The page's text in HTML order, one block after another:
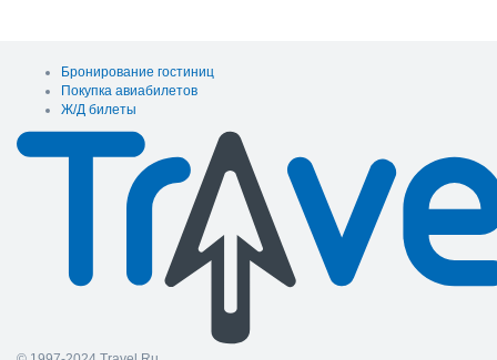
Бронирование гостиниц
Покупка авиабилетов
Ж/Д билеты